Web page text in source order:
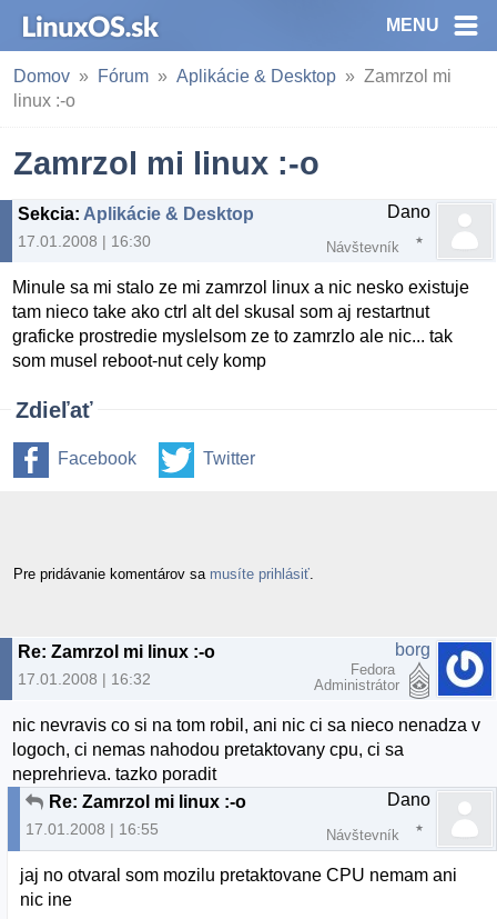
MENU
Domov Fórum Aplikácie & Desktop
Zamrzol mi
linux :-o
Zamrzol mi linux :-o
Sekcia: Aplikácie & Desktop
17.01.2008 | 16:30
Dano
Návštevník
Minule sa mi stalo ze mi zamrzol linux a nic nesko existuje
tam nieco take ako ctrl alt del skusal som aj restartnut
graficke prostredie myslelsom ze to zamrzlo ale nic... tak
som musel reboot-nut cely komp
Zdieľať
Facebook Twitter
Pre pridávanie komentárov sa musíte prihlásiť
Re: Zamrzol mi linux :-o
17.01.2008 | 16:32
borg
Fedora
Administrátor
nic nevravis co si na tom robil, ani nic ci sa nieco nenadza v
logoch, ci nemas nahodou pretaktovany cpu, ci sa
neprehrieva. tazko poradit
Re: Zamrzol mi linux :-o
17.01.2008 | 16:55
Dano
Návštevník
jaj no otvaral som mozilu pretaktovane CPU nemam ani
nic ine